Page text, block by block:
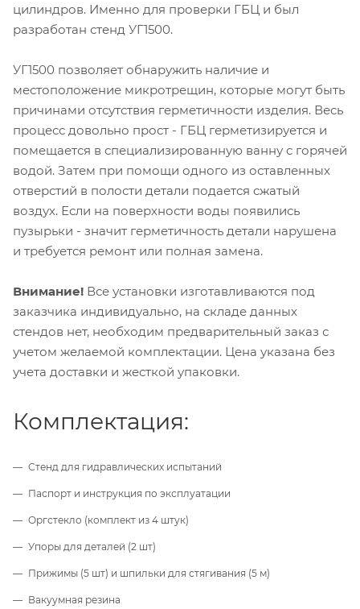
цилиндров. Именно для проверки ГБЦ и был
разработан стенд УГ1500.
УГ1500 позволяет обнаружить наличие и
местоположение микротрещин, которые могут быть
причинами отсутствия герметичности изделия. Весь
процесс довольно прост - ГБЦ герметизируется и
помещается в специализированную ванну с горячей
водой. Затем при помощи одного из оставленных
отверстий в полости детали подается сжатый
воздух. Если на поверхности воды появились
пузырьки - значит герметичность детали нарушена
и требуется ремонт или полная замена.
Внимание! Все установки изготавливаются под
заказчика индивидуально, на складе данных
стендов нет, необходим предварительный заказ с
учетом желаемой комплектации. Цена указана без
учета доставки и жесткой упаковки.
Комплектация:
Стенд для гидравлических испытаний
Паспорт и инструкция по эксплуатации
Оргстекло (комплект из 4 штук)
Упоры для деталей (2 шт)
Прижимы (5 шт) и шпильки для стягивания (5 м)
Вакуумная резина